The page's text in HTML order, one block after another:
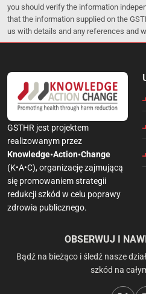
you should verify the information
that the information supplied on the
us with details and any references and
GSTHR jest projektem
realizowanym przez
Knowledge•Action•Change
(K•A•C), organizację zajmującą
się promowaniem strategii
redukcji szkód w celu poprawy
zdrowia publicznego.
OBSERWUJ I
Bądź na bieżąco i śledź nasze
szkód na